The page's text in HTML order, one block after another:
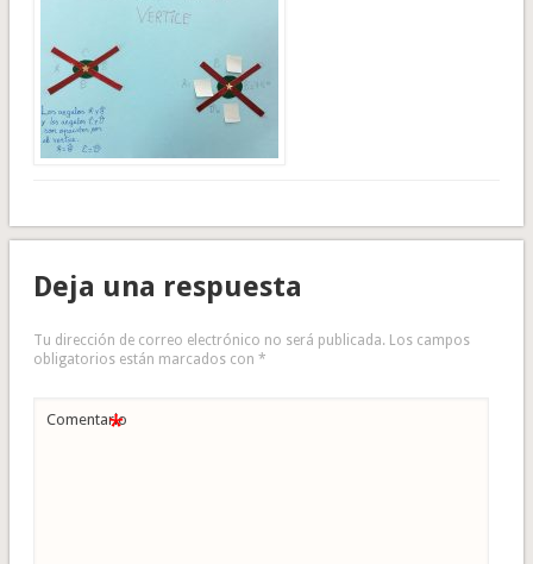
Deja una respuesta
Tu dirección de correo electrónico no será publicada. Los campos
obligatorios están marcados con *
Comentario
*